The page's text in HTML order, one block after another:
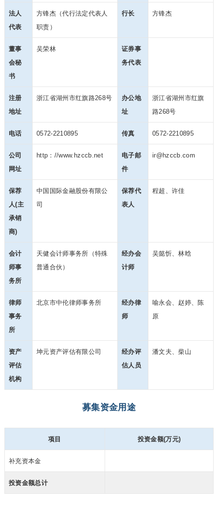
法人
代表
方锋杰（代行法定代表人
职责）
行长 方锋杰
董事
会秘
书
吴荣林
证券事
务代表
注册
地址
浙江省湖州市红旗路268号
办公地
址
浙江省湖州市红旗
路268号
电话 0572-2210895 传真 0572-2210895
公司
网址
http：//www.hzccb.net
电子邮
件
ir@hzccb.com
保荐
人(主
承销
商)
中国国际金融股份有限公
司
保荐代
表人
程超、许佳
会计
师事
务所
天健会计师事务所（特殊
普通合伙）
经办会
计师
吴懿忻、林晗
律师
事务
所
北京市中伦律师事务所
经办律
师
喻永会、赵婷、陈
原
资产
评估
机构
坤元资产评估有限公司
经办评
估人员
潘文夫、柴山
募集资金用途
项目 投资金额(万元)
补充资本金
投资金额总计